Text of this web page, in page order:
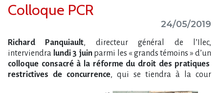
Colloque PCR
24/05/2019
Richard Panquiault, directeur général de l’Ilec,
interviendra lundi 3 juinparmi les « grands témoins » d’un
colloque consacré à la réforme du droit des pratiques
restrictives de concurrence, qui se tiendra à la cour